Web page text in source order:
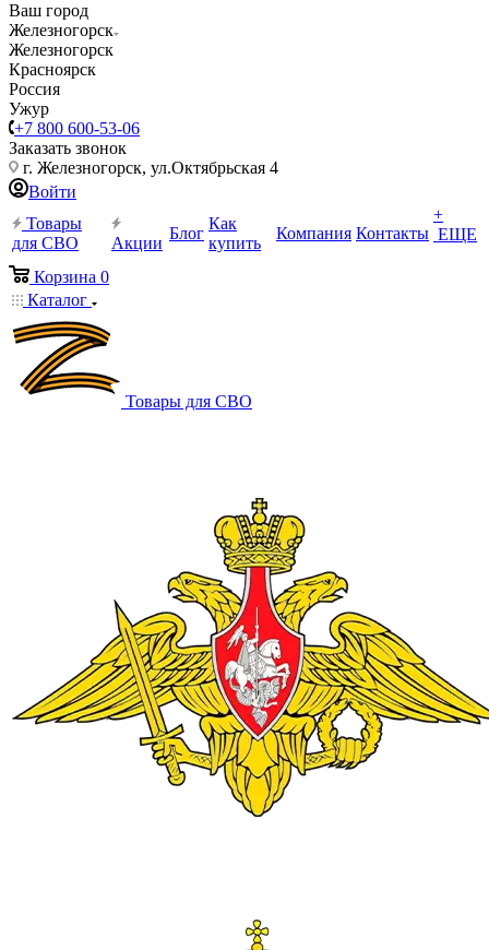
Ваш город
Железногорск
Железногорск
Красноярск
Россия
Ужур
+7 800 600-53-06
Заказать звонок
г. Железногорск, ул.Октябрьская 4
Войти
Товары
для СВО
Акции
Блог
Как
купить
Компания Контакты
+
ЕЩЕ
Корзина 0
Каталог
Товары для СВО